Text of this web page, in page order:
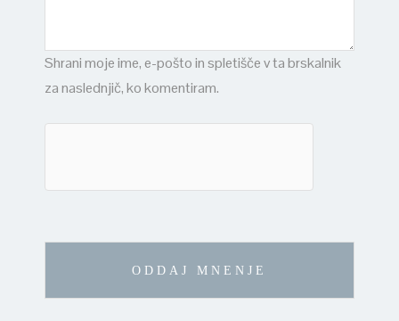
Shrani moje ime, e-pošto in spletišče v ta brskalnik
za naslednjič, ko komentiram.